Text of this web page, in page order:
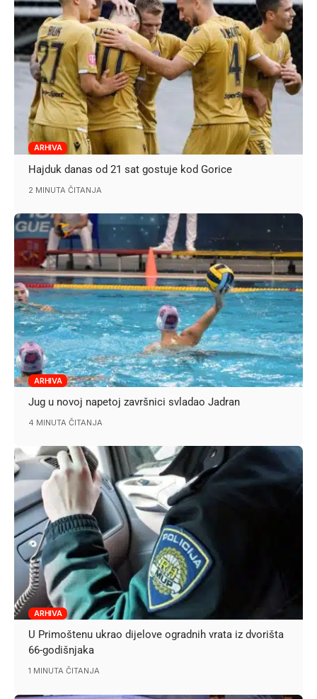
ARHIVA
Hajduk danas od 21 sat gostuje kod Gorice
2 MINUTA ČITANJA
ARHIVA
Jug u novoj napetoj završnici svladao Jadran
4 MINUTA ČITANJA
ARHIVA
U Primoštenu ukrao dijelove ogradnih vrata iz dvorišta
66-godišnjaka
1 MINUTA ČITANJA